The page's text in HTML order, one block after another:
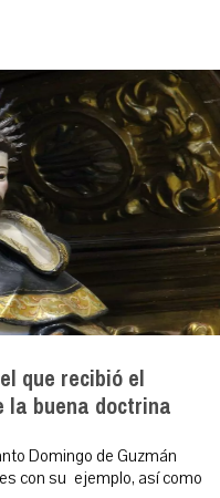
que recibió el
la buena doctrina
Domingo de Guzmán
con su ejemplo, así como